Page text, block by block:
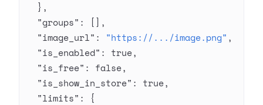
  },
  "groups"
: [],
  "image_url"
: "https://.../image.png" ,
  "is_enabled"
: true,
  "is_free"
: false,
  "is_show_in_store"
: true,
  "limits"
: {